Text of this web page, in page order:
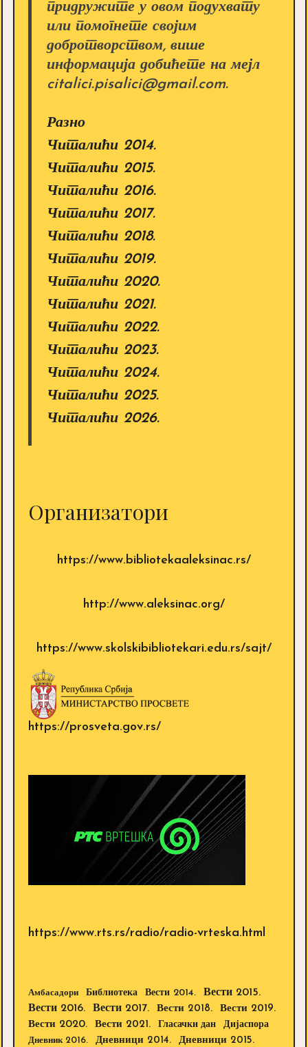
придружите у овом подухвату
или помогнете својим
добротворством, више
информација добићете на мејл
citalici.pisalici@gmail.com.
Разно
Читалићи 2014.
Читалићи 2015.
Читалићи 2016.
Читалићи 2017.
Читалићи 2018.
Читалићи 2019.
Читалићи 2020.
Читалићи 2021.
Читалићи 2022.
Читалићи 2023.
Читалићи 2024.
Читалићи 2025.
Читалићи 2026.
Организатори
https://www.bibliotekaaleksinac.rs/
http://www.aleksinac.org/
https://www.skolskibibliotekari.edu.rs/sajt/
https://prosveta.gov.rs/
https://www.rts.rs/radio/radio-vrteska.html
Амбасадори Библиотека Вести 2014.
Вести 2015.
Вести 2016.
Вести 2017. Вести 2018.
Вести 2019.
Вести 2020.
Вести 2021. Гласачки дан Дијаспора
Дневник 2016. Дневници 2014. Дневници 2015.